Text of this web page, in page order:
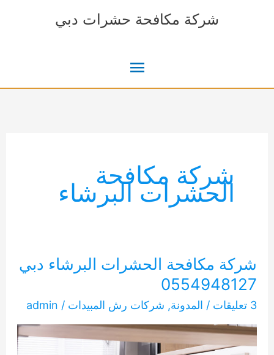
شركة مكافحة حشرات دبي
القائمة
شركة مكافحة
الحشرات البرشاء
شركة مكافحة الحشرات البرشاء دبي
0554948127
3 تعليقات / المدونة, شركات رش المبيدات /
admin